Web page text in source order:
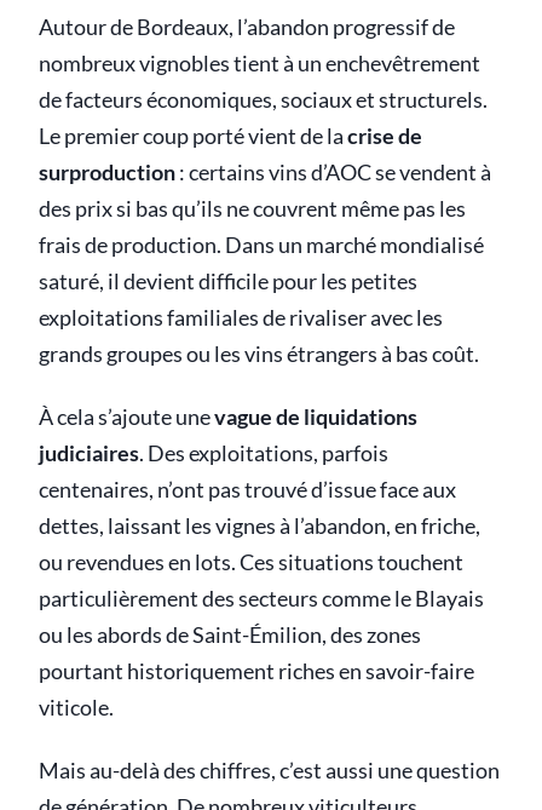
Autour de Bordeaux, l’abandon progressif de
nombreux vignobles tient à un enchevêtrement
de facteurs économiques, sociaux et structurels.
Le premier coup porté vient de lacrise de
surproduction: certains vins d’AOC se vendent à
des prix si bas qu’ils ne couvrent même pas les
frais de production. Dans un marché mondialisé
saturé, il devient difficile pour les petites
exploitations familiales de rivaliser avec les
grands groupes ou les vins étrangers à bas coût.
À cela s’ajoute unevague de liquidations
judiciaires. Des exploitations, parfois
centenaires, n’ont pas trouvé d’issue face aux
dettes, laissant les vignes à l’abandon, en friche,
ou revendues en lots. Ces situations touchent
particulièrement des secteurs comme le Blayais
ou les abords de Saint-Émilion, des zones
pourtant historiquement riches en savoir-faire
viticole.
Mais au-delà des chiffres, c’est aussi une question